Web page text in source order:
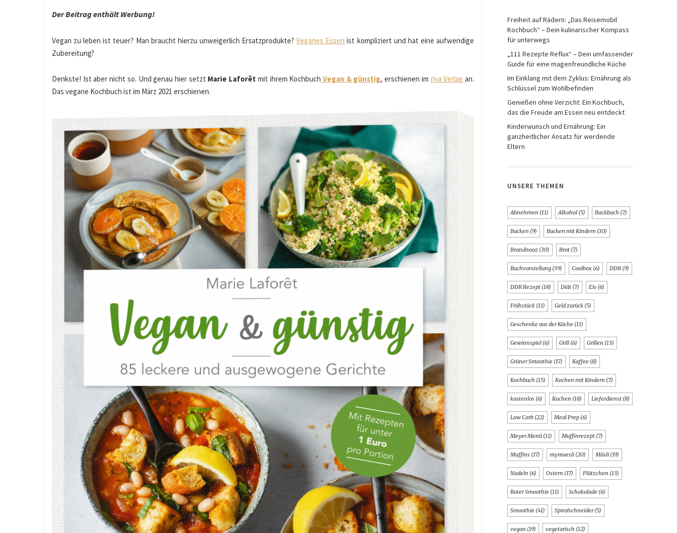
Der Beitrag enthält Werbung!
Vegan zu leben ist teuer? Man braucht hierzu unweigerlich Ersatzprodukte?Veganes Essen ist kompliziert und hat eine aufwendige
Zubereitung?
Denkste! Ist aber nicht so. Und genau hier setzt Marie Laforêt mit ihrem Kochbuch Vegan & günstig, erschienen im riva Verlagan.
Das vegane Kochbuch ist im März 2021 erschienen.
Freiheit auf Rädern: „Das Reisemobil
Kochbuch“ – Dein kulinarischer Kompass
für unterwegs
„111 Rezepte Reflux“ – Dein umfassender
Guide für eine magenfreundliche Küche
Im Einklang mit dem Zyklus: Ernährung als
Schlüssel zum Wohlbefinden
Genießen ohne Verzicht: Ein Kochbuch,
das die Freude am Essen neu entdeckt
Kinderwunsch und Ernährung: Ein
ganzheitlicher Ansatz für werdende
Eltern
UNSERE THEMEN
Abnehmen (11) Alkohol (5) Backbuch (7)
Backen (9) Backen mit Kindern (10)
Brandnooz (30) Brot (7)
Buchvorstellung (39) Coolbox (6) DDR (9)
DDR Rezept (18) Diät (7) Eis (6)
Frühstück (11) Geld zurück (5)
Geschenke aus der Küche (11)
Gewinnspiel (6) Grill (6) Grillen (13)
Grüner Smoothie (17) Kaffee (8)
Kochbuch (15) Kochen mit Kindern (7)
kostenlos (6) Kuchen (18) Lieferdienst (8)
Low Carb (22) Meal Prep (6)
Meyer Menü (11) Muffinrezept (7)
Muffins (17) mymuesli (20) Müsli (19)
Nudeln (6) Ostern (17) Plätzchen (13)
Roter Smoothie (11) Schokolade (6)
Smoothie (41) Spiralschneider(5)
vegan (19) vegetarisch (12)